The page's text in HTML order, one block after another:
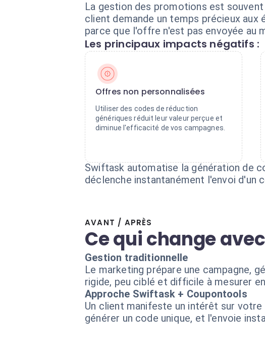
La gestion des promotions est
client demande un temps précieux
parce que l'offre n'est pas envoyée au
Les principaux impacts négatifs :
Offres non personnalisées
Utiliser des codes de réduction
génériques réduit leur valeur perçue et
diminue l'efficacité de vos campagnes.
Swiftask automatise la génération de
déclenche instantanément l'envoi d'un
AVANT / APRÈS
Ce qui change
Gestion traditionnelle
Le marketing prépare une campagne,
rigide, peu ciblé et difficile à mesurer
Approche Swiftask + Coupontools
Un client manifeste un intérêt sur
générer un code unique, et l'envoie